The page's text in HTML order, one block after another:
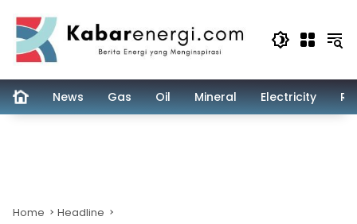
content
News Gas Oil Mineral Electricity
Home Headline